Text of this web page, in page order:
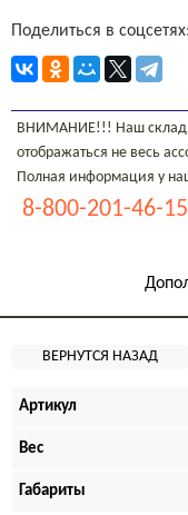
Поделиться в соцсетях:
ВНИМАНИЕ!!! Наш склад
отображаться не весь
Полная информация у
8-800-201-46-15
Артикул
Вес
Габариты